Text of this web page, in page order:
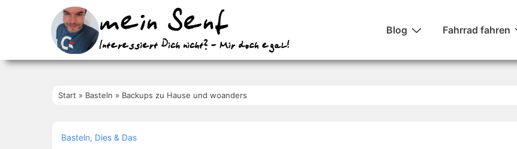
Hauptnavigation
Blog Fahrrad fahren
Start » Basteln » Backups zu Hause und woanders
Basteln, Dies & Das